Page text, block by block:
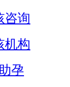
咨询
机构
孕